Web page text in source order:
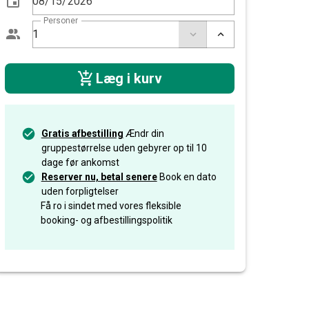
Personer
Læg i kurv
Gratis afbestilling Ændr din
gruppestørrelse uden gebyrer op til 10
dage før ankomst
Reserver nu, betal senereBook en dato
uden forpligtelser
Få ro i sindet med vores fleksible
booking- og afbestillingspolitik